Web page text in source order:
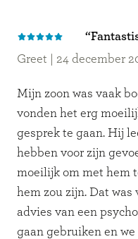
Greet
24 december
Mijn zoon was vaak
vonden het erg
gesprek te gaan. Hij
hebben voor zijn
moeilijk om met hem
hem zou zijn. Dat was
advies van een
gaan gebruiken en